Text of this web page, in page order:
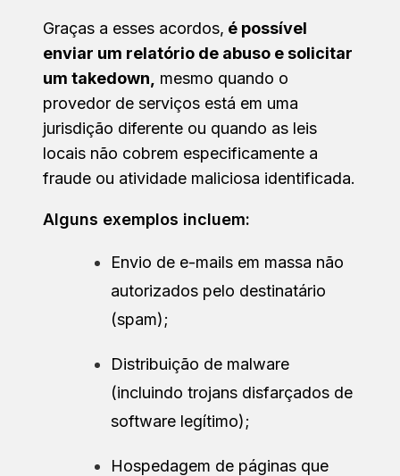
Graças a esses acordos, é possível
enviar um relatório de abuso e solicitar
um takedown,
mesmo quando o
provedor de serviços está em uma
jurisdição diferente ou quando as leis
locais não cobrem especificamente a
fraude ou atividade maliciosa identificada.
Alguns exemplos incluem:
Envio de e-mails em massa não
autorizados pelo destinatário
(spam);
Distribuição de malware
(incluindo trojans disfarçados de
software legítimo);
Hospedagem de páginas que